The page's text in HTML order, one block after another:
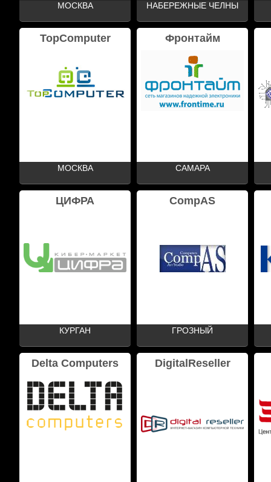
МОСКВА НАБЕРЕЖНЫЕ ЧЕЛНЫ
TopComputer
МОСКВА
Фронтайм
САМАРА
ЦИФРА
КУРГАН
CompAS
ГРОЗНЫЙ
Delta Computers DigitalReseller